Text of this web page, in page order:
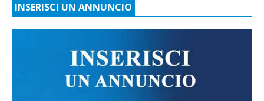
INSERISCI UN ANNUNCIO